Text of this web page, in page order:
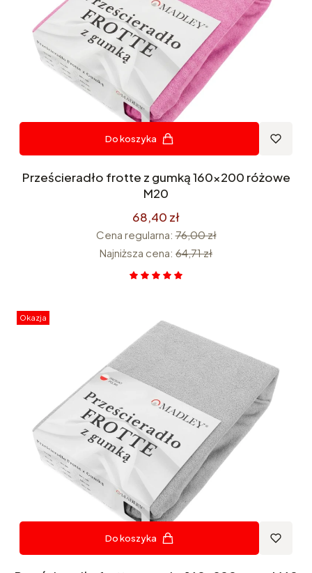
Do koszyka
Prześcieradło frotte z gumką 160x200 różowe
M20
68,40 zł
Cena regularna: 76,00 zł
Najniższa cena: 64,71 zł
Okazja
Do koszyka